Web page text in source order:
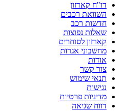
דו"ח קארזון
השוואת רכבים
חדשות רכב
שאלות נפוצות
קארזון לסוחרים
מחשבוני אגרות
אודות
צור קשר
תנאי שימוש
נגישות
מדיניות פרטיות
דווח שגיאה